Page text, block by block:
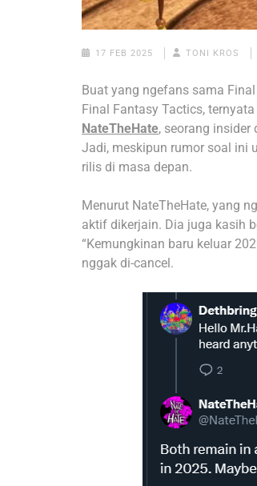
17 FEB 2025 TONI KROS
Buat yang ngefans sama
Final Fantasy Tactics,
NateTheHate, seorang
Jadi, meskipun rumor soal ini
rilis di masa depan.
Menurut NateTheHate, yang
aktif dikerjain. Dia juga kasih
“Kemungkinan baru keluar
nggak di-cancel.